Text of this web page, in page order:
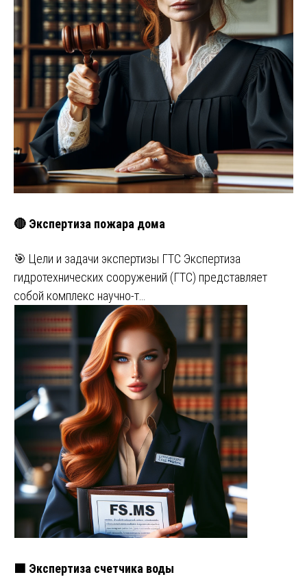
🔴 Экспертиза пожара дома
🎯 Цели и задачи экспертизы ГТС Экспертиза
гидротехнических сооружений (ГТС) представляет
собой комплекс научно-т…
🟩 Экспертиза счетчика воды